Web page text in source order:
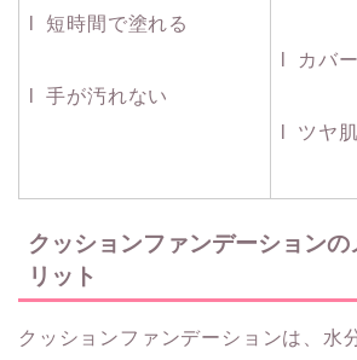
l 短時間で塗れる
l 手が汚れない
l カバ
l ツヤ
クッションファンデーションの
リット
クッションファンデーションは、水